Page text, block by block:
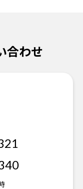
合わせ